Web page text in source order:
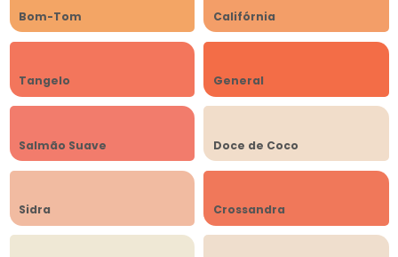
Bom-Tom Califórnia
Tangelo General
Salmão Suave Doce de Coco
Sidra Crossandra